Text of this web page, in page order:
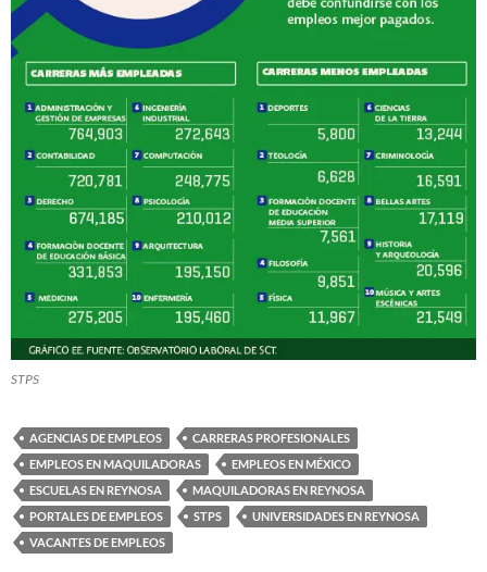
STPS
AGENCIAS DE EMPLEOS
CARRERAS PROFESIONALES
EMPLEOS EN MAQUILADORAS
EMPLEOS EN MÉXICO
ESCUELAS EN REYNOSA
MAQUILADORAS EN REYNOSA
PORTALES DE EMPLEOS
STPS
UNIVERSIDADES EN REYNOSA
VACANTES DE EMPLEOS